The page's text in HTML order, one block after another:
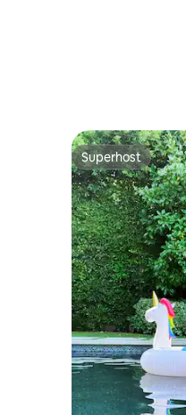
Superhost
Superhost